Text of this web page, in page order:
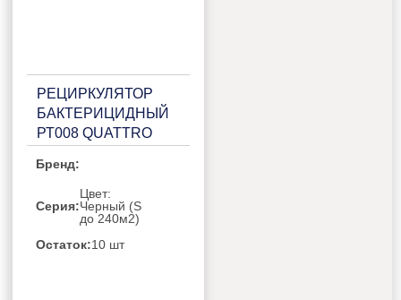
РЕЦИРКУЛЯТОР
БАКТЕРИЦИДНЫЙ
РТ008 QUATTRO
Бренд:
Серия:
Цвет:
Черный (S
до 240м2)
Остаток:10 шт